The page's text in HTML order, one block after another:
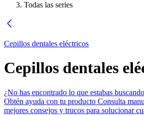
Todas las series
Cepillos dentales eléctricos
Cepillos dentales
¿No has encontrado lo que estabas
Obtén ayuda con tu producto Consulta
mejores consejos y trucos para solucionar